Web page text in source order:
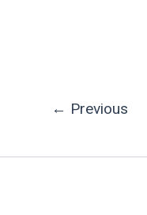
← Previous